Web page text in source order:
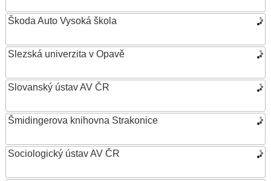
Škoda Auto Vysoká škola
Slezská univerzita v Opavě
Slovanský ústav AV ČR
Šmidingerova knihovna Strakonice
Sociologický ústav AV ČR